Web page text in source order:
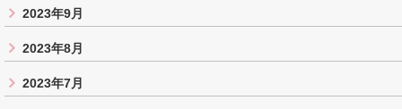
2023年9月
2023年8月
2023年7月